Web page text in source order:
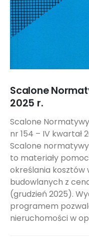
Scalone
2025 r.
Scalone
nr 154 – IV kwartał
Scalone
to materiały
określania kosztów
budowlanych z
(grudzień 2025).
programem
nieruchomości w